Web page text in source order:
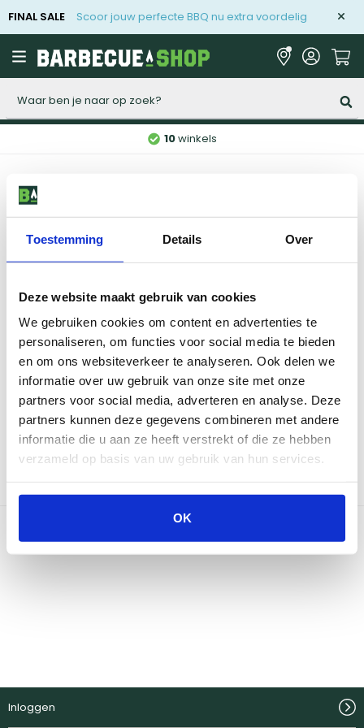
Toestemming Details Over
Deze website maakt gebruik van cookies
We gebruiken cookies om content en advertenties te
personaliseren, om functies voor social media te bieden
en om ons websiteverkeer te analyseren. Ook delen we
informatie over uw gebruik van onze site met onze
partners voor social media, adverteren en analyse. Deze
partners kunnen deze gegevens combineren met andere
informatie die u aan ze heeft verstrekt of die ze hebben
verzameld op basis van uw gebruik van hun services.
OK
FINAL SALE Scoor jouw perfecte BBQ nu extra voordelig
10winkels
Vorige
Niet gevonden wat je zocht?
Onze specialisten helpen je graag.
Neem contact op
Bekijk onze winkels
Inloggen